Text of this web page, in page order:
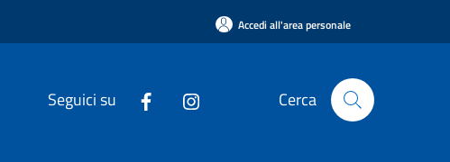
Accedi all'area personale
Seguici su Cerca